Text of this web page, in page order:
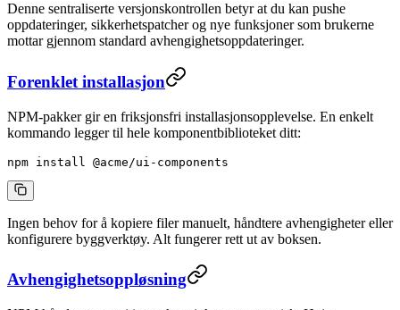
Denne sentraliserte versjonskontrollen betyr at du kan pushe
oppdateringer, sikkerhetspatcher og nye funksjoner som brukerne
mottar gjennom standard avhengighetsoppdateringer.
Forenklet installasjon
NPM-pakker gir en friksjonsfri installasjonsopplevelse. En enkelt
kommando legger til hele komponentbiblioteket ditt:
npm install @acme/ui-components
Ingen behov for å kopiere filer manuelt, håndtere avhengigheter eller
konfigurere byggverktøy. Alt fungerer rett ut av boksen.
Avhengighetsoppløsning